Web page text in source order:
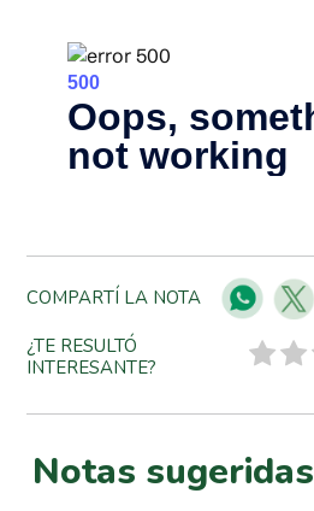
COMPARTÍ LA NOTA
¿TE RESULTÓ
INTERESANTE?
Notas sugeridas